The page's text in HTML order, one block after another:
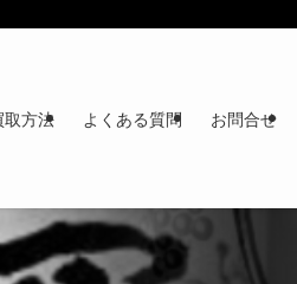
取方法 よくある質問 お問合せ